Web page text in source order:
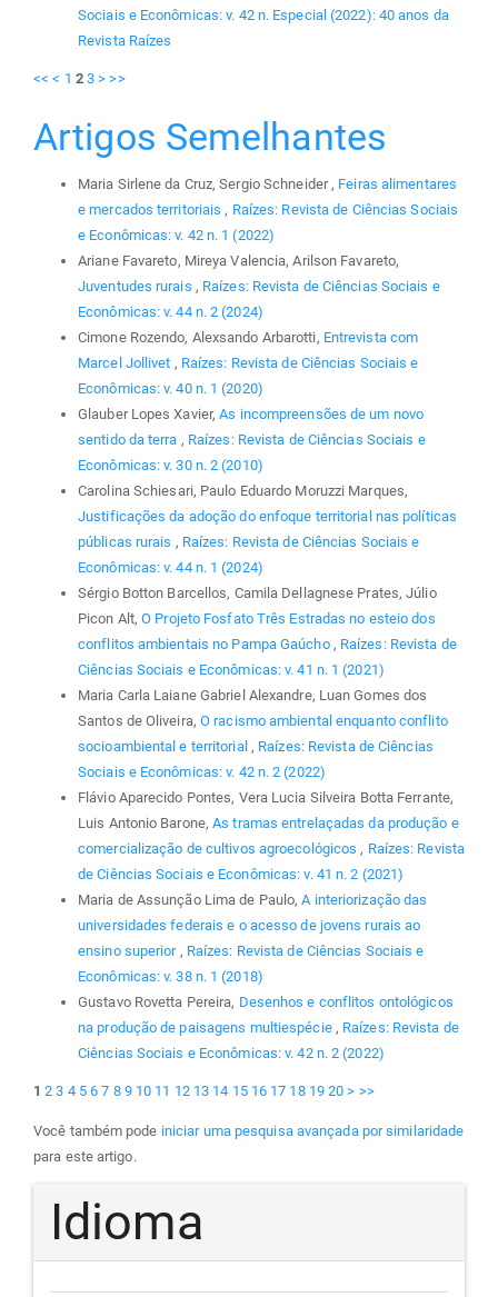
Sociais e Econômicas: v. 42 n. Especial (2022): 40 anos da
Revista Raízes
<< < 1 2 3 > >>
Artigos Semelhantes
Maria Sirlene da Cruz, Sergio Schneider , Feiras alimentares
e mercados territoriais , Raízes: Revista de Ciências Sociais
e Econômicas: v. 42 n. 1 (2022)
Ariane Favareto, Mireya Valencia, Arilson Favareto,
Juventudes rurais , Raízes: Revista de Ciências Sociais e
Econômicas: v. 44 n. 2 (2024)
Cimone Rozendo, Alexsando Arbarotti, Entrevista com
Marcel Jollivet , Raízes: Revista de Ciências Sociais e
Econômicas: v. 40 n. 1 (2020)
Glauber Lopes Xavier,As incompreensões de um novo
sentido da terra , Raízes: Revista de Ciências Sociais e
Econômicas: v. 30 n. 2 (2010)
Carolina Schiesari, Paulo Eduardo Moruzzi Marques,
Justificações da adoção do enfoque territorial nas políticas
públicas rurais , Raízes: Revista de Ciências Sociais e
Econômicas: v. 44 n. 1 (2024)
Sérgio Botton Barcellos, Camila Dellagnese Prates, Júlio
Picon Alt,O Projeto Fosfato Três Estradas no esteio dos
conflitos ambientais no Pampa Gaúcho , Raízes: Revista de
Ciências Sociais e Econômicas: v. 41 n. 1 (2021)
Maria Carla Laiane Gabriel Alexandre, Luan Gomes dos
Santos de Oliveira, O racismo ambiental enquanto conflito
socioambiental e territorial , Raízes: Revista de Ciências
Sociais e Econômicas: v. 42 n. 2 (2022)
Flávio Aparecido Pontes, Vera Lucia Silveira Botta Ferrante,
Luis Antonio Barone,As tramas entrelaçadas da produção e
comercialização de cultivos agroecológicos , Raízes: Revista
de Ciências Sociais e Econômicas: v. 41 n. 2 (2021)
Maria de Assunção Lima de Paulo,A interiorização das
universidades federais e o acesso de jovens rurais ao
ensino superior , Raízes: Revista de Ciências Sociais e
Econômicas: v. 38 n. 1 (2018)
Gustavo Rovetta Pereira, Desenhos e conflitos ontológicos
na produção de paisagens multiespécie , Raízes: Revista de
Ciências Sociais e Econômicas: v. 42 n. 2 (2022)
1 2 3 4 5 6 7 8 9 10 11 12 13 14 15 16 17 18 19 20 > >>
Você também pode iniciar uma pesquisa avançada por similaridade
para este artigo.
Idioma